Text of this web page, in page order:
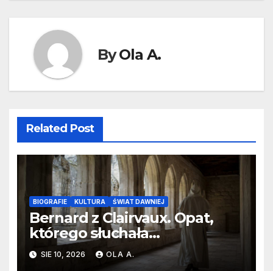
ByOla A.
Related Post
BIOGRAFIE KULTURA ŚWIAT DAWNIEJ
Bernard z Clairvaux. Opat,
którego słuchała
średniowieczna Europa
SIE 10, 2026 OLA A.